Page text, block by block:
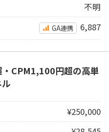
不明
GA連携 6,887
・CPM1,100円超の高単
¥250,000